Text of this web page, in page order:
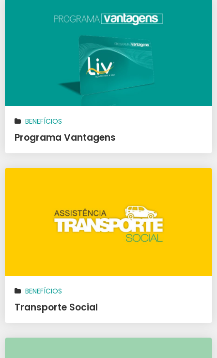
BENEFÍCIOS
Programa Vantagens
BENEFÍCIOS
Transporte Social